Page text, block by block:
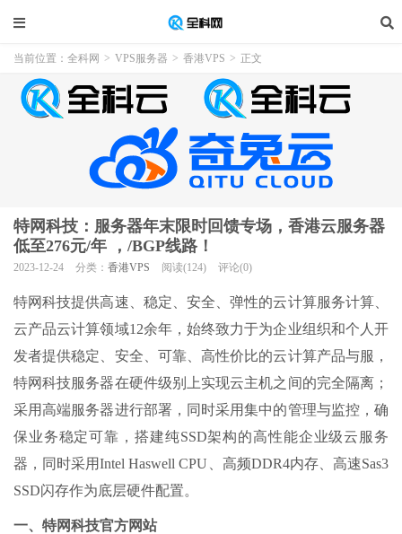
当前位置： 全科网 > VPS服务器 > 香港VPS > 正文
特网科技：服务器年末限时回馈专场，香港云服务器
低至276元/年 ，/BGP线路！
2023-12-24 分类： 香港VPS 阅读(124) 评论(0)
特网科技提供高速、稳定、安全、弹性的云计算服务计算、
云产品云计算领域12余年，始终致力于为企业组织和个人开
发者提供稳定、安全、可靠、高性价比的云计算产品与服，
特网科技服务器在硬件级别上实现云主机之间的完全隔离；
采用高端服务器进行部署，同时采用集中的管理与监控，确
保业务稳定可靠，搭建纯SSD架构的高性能企业级云服务
器，同时采用Intel Haswell CPU、高频DDR4内存、高速Sas3
SSD闪存作为底层硬件配置。
一、特网科技官方网站